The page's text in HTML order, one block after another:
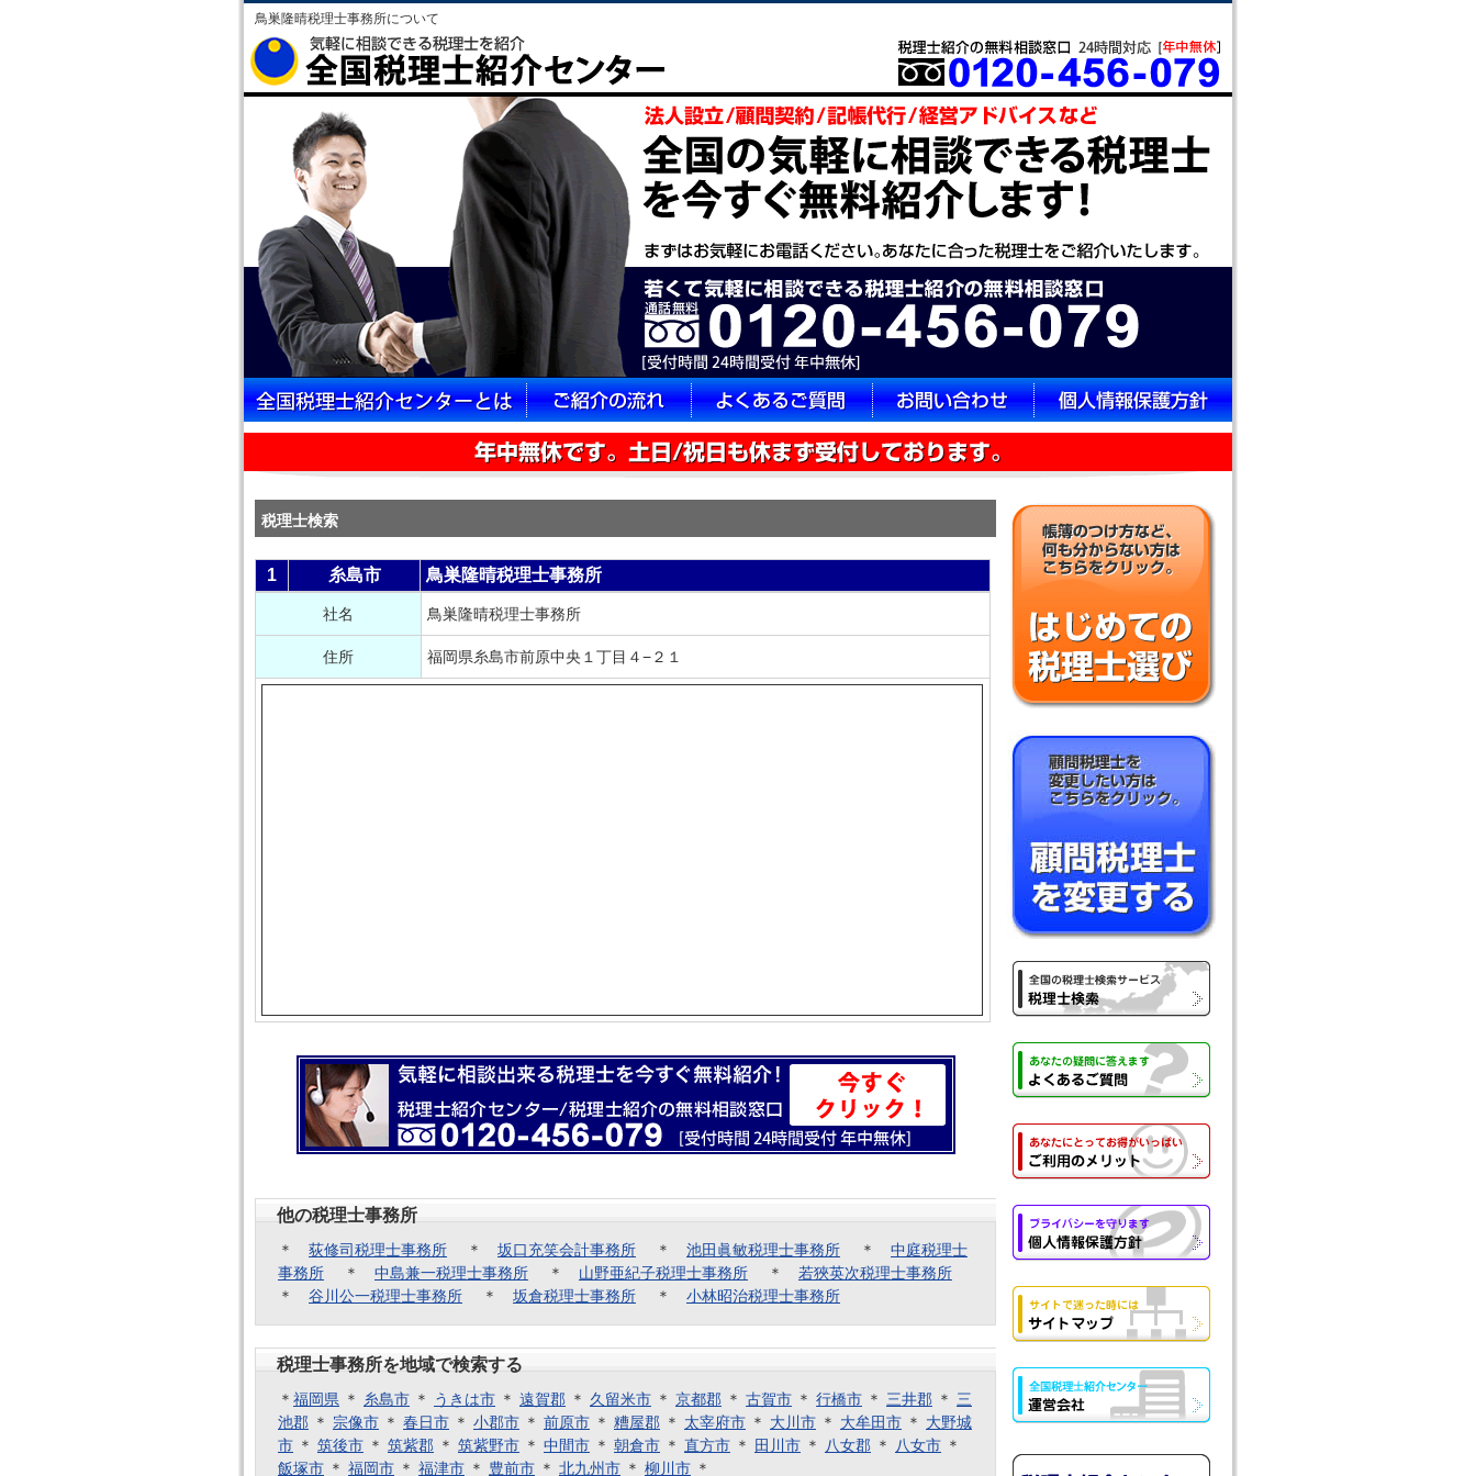
鳥巣隆晴税理士事務所について
税理士検索
1 糸島市 鳥巣隆晴税理士事務所
社名 鳥巣隆晴税理士事務所
住所 福岡県糸島市前原中央１丁目４−２１
他の税理士事務所
＊ 荻修司税理士事務所 ＊ 坂口充笑会計事務所 ＊ 池田眞敏税理士事務所 ＊ 中庭税理士
事務所 ＊ 中島兼一税理士事務所 ＊ 山野亜紀子税理士事務所 ＊ 若狹英次税理士事務所
＊ 谷川公一税理士事務所 ＊ 坂倉税理士事務所 ＊ 小林昭治税理士事務所
税理士事務所を地域で検索する
＊ 福岡県 ＊ 糸島市 ＊ うきは市 ＊ 遠賀郡 ＊ 久留米市 ＊ 京都郡 ＊ 古賀市 ＊ 行橋市 ＊ 三井郡 ＊ 三
池郡 ＊ 宗像市 ＊ 春日市 ＊ 小郡市 ＊ 前原市 ＊ 糟屋郡 ＊ 太宰府市 ＊ 大川市 ＊ 大牟田市 ＊ 大野城
市 ＊ 筑後市 ＊ 筑紫郡 ＊ 筑紫野市 ＊ 中間市 ＊ 朝倉市 ＊ 直方市 ＊ 田川市 ＊ 八女郡 ＊ 八女市 ＊
飯塚市 ＊ 福岡市 ＊ 福津市 ＊ 豊前市 ＊ 北九州市 ＊ 柳川市 ＊